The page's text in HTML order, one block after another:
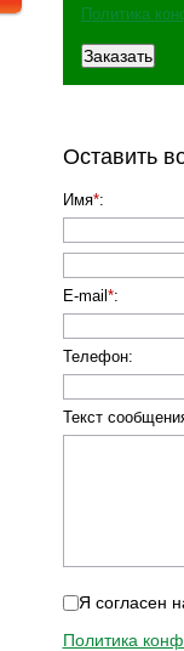
Политика
Оставить
Имя*:
E-mail *:
Телефон:
Текст
Я согласен
Политика